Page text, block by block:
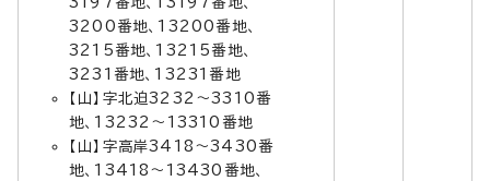
3200番地、13200番地、
3215番地、13215番地、
3231番地、13231番地
【山】字北迫3232～3310番
地、13232～13310番地
【山】字高岸3418～3430番
地、13418～13430番地、